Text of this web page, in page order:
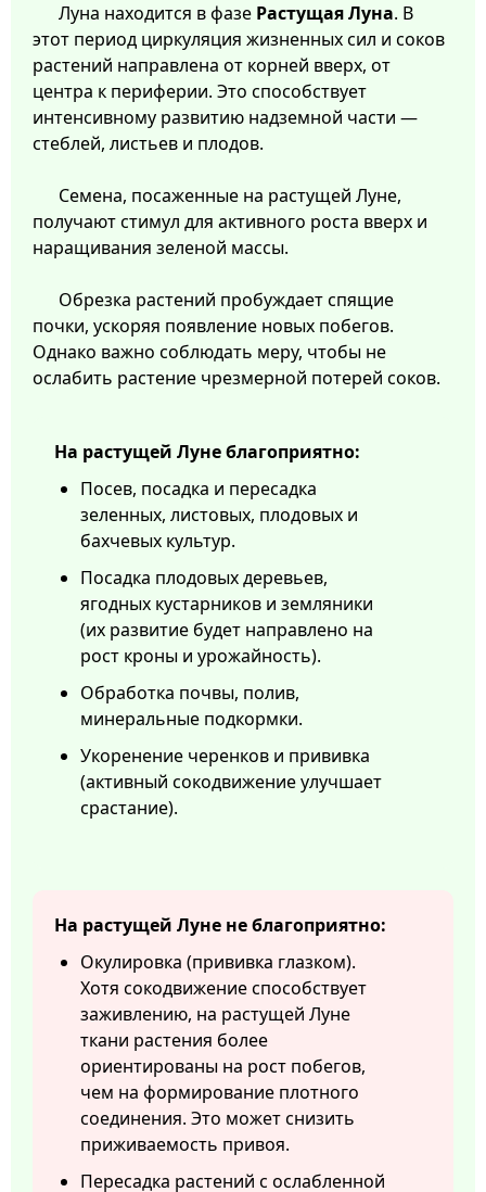
Луна находится в фазе Растущая Луна. В
этот период циркуляция жизненных сил и соков
растений направлена от корней вверх, от
центра к периферии. Это способствует
интенсивному развитию надземной части —
стеблей, листьев и плодов.
Семена, посаженные на растущей Луне,
получают стимул для активного роста вверх и
наращивания зеленой массы.
Обрезка растений пробуждает спящие
почки, ускоряя появление новых побегов.
Однако важно соблюдать меру, чтобы не
ослабить растение чрезмерной потерей соков.
На растущей Луне благоприятно:
Посев, посадка и пересадка
зеленных, листовых, плодовых и
бахчевых культур.
Посадка плодовых деревьев,
ягодных кустарников и земляники
(их развитие будет направлено на
рост кроны и урожайность).
Обработка почвы, полив,
минеральные подкормки.
Укоренение черенков и прививка
(активный сокодвижение улучшает
срастание).
На растущей Луне не благоприятно:
Окулировка (прививка глазком).
Хотя сокодвижение способствует
заживлению, на растущей Луне
ткани растения более
ориентированы на рост побегов,
чем на формирование плотного
соединения. Это может снизить
приживаемость привоя.
Пересадка растений с ослабленной